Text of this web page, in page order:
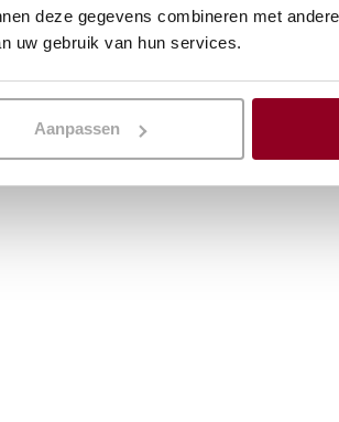
deze gegevens combineren met
uw gebruik van hun services.
Aanpassen